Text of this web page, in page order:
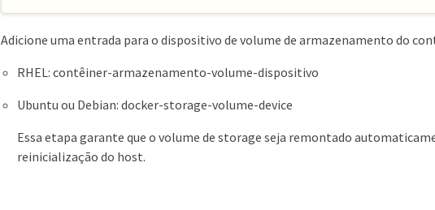
Adicione uma entrada para o dispositivo de volume de armazenamento do
RHEL: contêiner-armazenamento-volume-dispositivo
Ubuntu ou Debian: docker-storage-volume-device
Essa etapa garante que o volume de storage seja remontado
reinicialização do host.